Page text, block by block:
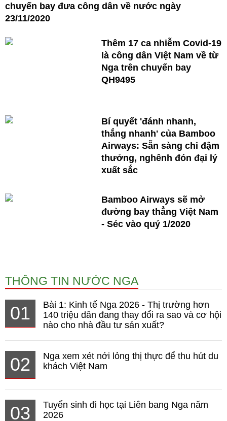
chuyến bay đưa công dân về nước ngày
23/11/2020
Thêm 17 ca nhiễm Covid-19
là công dân Việt Nam về từ
Nga trên chuyến bay
QH9495
Bí quyết 'đánh nhanh,
thắng nhanh' của Bamboo
Airways: Sẵn sàng chi đậm
thưởng, nghênh đón đại lý
xuất sắc
Bamboo Airways sẽ mở
đường bay thẳng Việt Nam
- Séc vào quý 1/2020
THÔNG TIN NƯỚC NGA
01
Bài 1: Kinh tế Nga 2026 - Thị trường hơn
140 triệu dân đang thay đổi ra sao và cơ hội
nào cho nhà đầu tư sản xuất?
02
Nga xem xét nới lỏng thị thực để thu hút du
khách Việt Nam
03
Tuyển sinh đi học tại Liên bang Nga năm
2026